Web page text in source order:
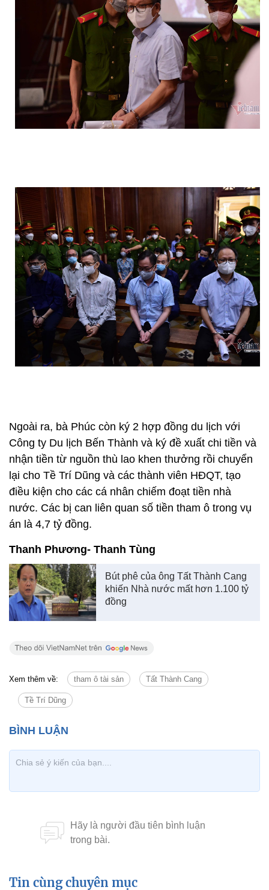
Ngoài ra, bà Phúc còn ký 2 hợp đồng du lịch với
Công ty Du lịch Bến Thành và ký đề xuất chi tiền và
nhận tiền từ nguồn thù lao khen thưởng rồi chuyển
lại cho Tề Trí Dũng và các thành viên HĐQT, tạo
điều kiện cho các cá nhân chiếm đoạt tiền nhà
nước. Các bị can liên quan số tiền tham ô trong vụ
án là 4,7 tỷ đồng.
Thanh Phương- Thanh Tùng
Bút phê của ông Tất Thành Cang
khiến Nhà nước mất hơn 1.100 tỷ
đồng
Xem thêm về: tham ô tài sản Tất Thành Cang
Tề Trí Dũng
Tin cùng chuyên mục